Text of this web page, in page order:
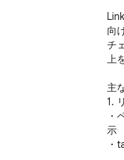
向
チ
上
主
1.
・
示
・